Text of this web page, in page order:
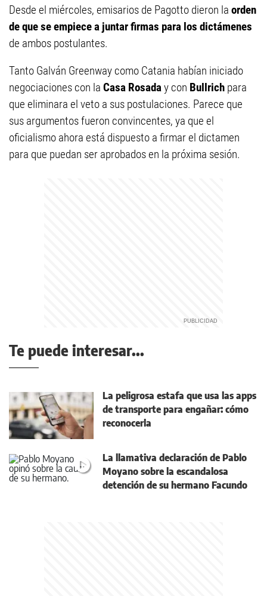
Desde el miércoles, emisarios de Pagotto dieron la orden
de que se empiece a juntar firmas para los dictámenes
de ambos postulantes.
Tanto Galván Greenway como Catania habían iniciado
negociaciones con la Casa Rosaday con Bullrich para
que eliminara el veto a sus postulaciones. Parece que
sus argumentos fueron convincentes, ya que el
oficialismo ahora está dispuesto a firmar el dictamen
para que puedan ser aprobados en la próxima sesión.
Te puede interesar...
La peligrosa estafa que usa las apps
de transporte para engañar: cómo
reconocerla
La llamativa declaración de Pablo
Moyano sobre la escandalosa
detención de su hermano Facundo